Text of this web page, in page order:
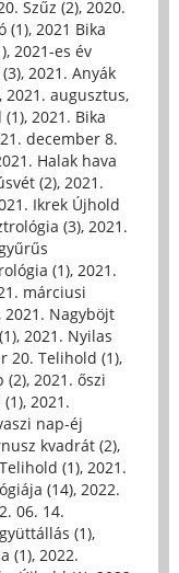
Szűz (2), 2020.
(1), 2021 Bika
, 2021-es év
, 2021. Anyák
2021. augusztus,
(1), 2021. Bika
december 8.
Halak hava
(2), 2021.
Ikrek Újhold
(3), 2021.
(1), 2021.
márciusi
2021. Nagyböjt
, 2021. Nyilas
20. Telihold (1),
(2), 2021. őszi
(1), 2021.
nap-éj
kvadrát (2),
(1), 2021.
(14), 2022.
06. 14.
(1),
(1), 2022.